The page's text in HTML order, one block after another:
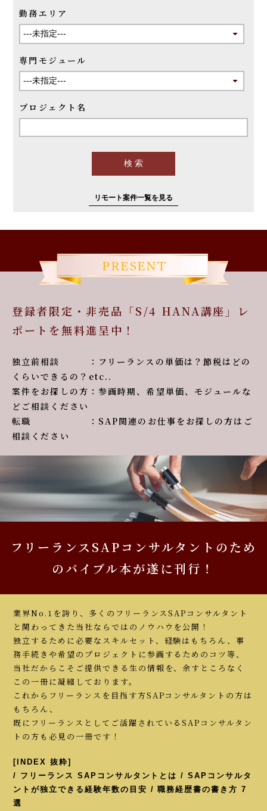
勤務エリア
専門モジュール
プロジェクト名
リモート案件一覧を見る
登録者限定・非売品「S/4 HANA講座」レ
ポートを無料進呈中！
独立前相談 ：フリーランスの単価は？節税はどの
くらいできるの？etc..
案件をお探しの方：参画時期、希望単価、モジュールな
どご相談ください
転職 ：SAP関連のお仕事をお探しの方はご
相談ください
フリーランスSAPコンサルタントのため
のバイブル本が遂に刊行！
業界No.1を誇り、多くのフリーランスSAPコンサルタント
と関わってきた当社ならではのノウハウを公開！
独立するために必要なスキルセット、経験はもちろん、事
務手続きや希望のプロジェクトに参画するためのコツ等、
当社だからこそご提供できる生の情報を、余すところなく
この一冊に凝縮しております。
これからフリーランスを目指す方SAPコンサルタントの方は
もちろん、
既にフリーランスとしてご活躍されているSAPコンサルタン
トの方も必見の一冊です！
[INDEX 抜粋]
/ フリーランス SAPコンサルタントとは / SAPコンサルタ
ントが独立できる経験年数の目安 / 職務経歴書の書き方 7
選